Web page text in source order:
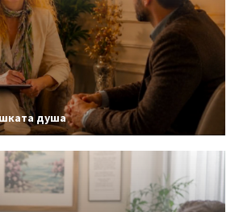
душа